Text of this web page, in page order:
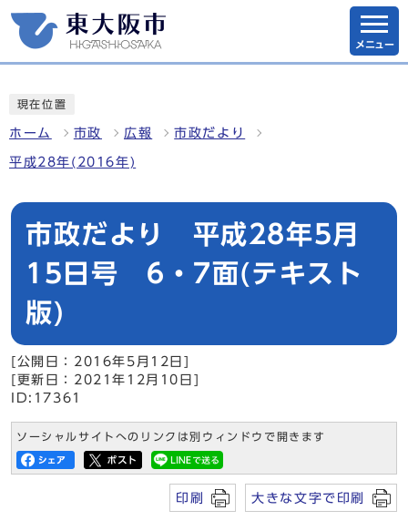
メニュー
現在位置
ホーム 市政 広報 市政だより
平成28年(2016年)
市政だより 平成28年5月
15日号 6・7面(テキスト
版)
[公開日：2016年5月12日]
[更新日：2021年12月10日]
ID:17361
ソーシャルサイトへのリンクは別ウィンドウで開きます
印刷 大きな文字で印刷